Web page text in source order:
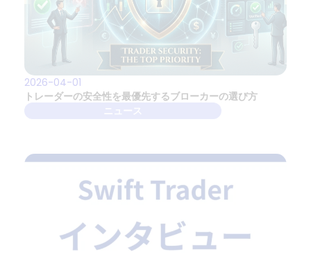
2026-04-01
トレーダーの安全性を最優先するブローカーの選び方